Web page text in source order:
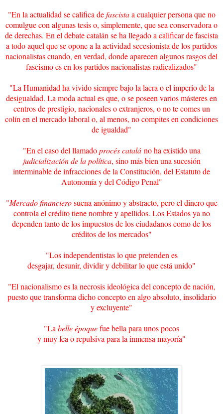
"En la actualidad se califica defascistaa cualquier persona que no
comulgue con algunas tesis o, simplemente, que sea conservadora o
de derechas. En el debate catalán se ha llegado a calificar de fascista
a todo aquel que se opone a la actividad secesionista de los partidos
nacionalistas cuando, en verdad, donde aparecen algunos rasgos del
fascismo es en los partidos nacionalistas radicalizados"
"La Humanidad ha vivido siempre bajo la lacra o el imperio de la
desigualdad. La moda actual es que, o se poseen varios másteres en
centros de prestigio, nacionales o extranjeros, o no te comes un
colín en el mercado laboral o, al menos, no compites en condiciones
de igualdad"
"En el caso del llamadoprocés cataláno ha existido una
judicialización de la política, sino más bien una sucesión
interminable de infracciones de la Constitución, del Estatuto de
Autonomía y del Código Penal"
"Mercado financierosuena anónimo y abstracto, pero el dinero que
controla el crédito tiene nombre y apellidos. Los Estados ya no
dependen tanto de los impuestos de los ciudadanos como de los
créditos de los mercados"
"Los independentistas lo que pretenden es
desgajar, desunir, dividir y debilitar lo que está unido"
"El nacionalismo es la necrosis ideológica del concepto de nación,
puesto que transforma dicho concepto en algo absoluto, insolidario
y excluyente"
"La belle époquefue bella para unos pocos
y muy fea o repulsiva para la inmensa mayoría"